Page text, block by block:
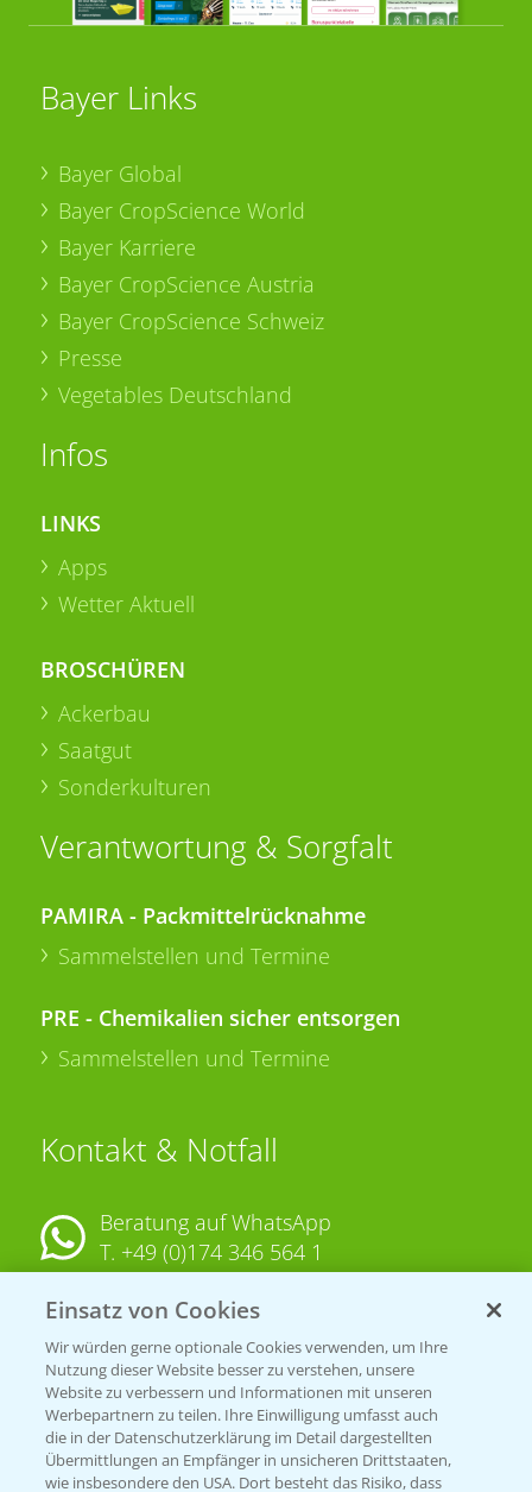
Bayer Links
Bayer Global
Bayer CropScience World
Bayer Karriere
Bayer CropScience Austria
Bayer CropScience Schweiz
Presse
Vegetables Deutschland
Infos
LINKS
Apps
Wetter Aktuell
BROSCHÜREN
Ackerbau
Saatgut
Sonderkulturen
Verantwortung & Sorgfalt
PAMIRA - Packmittelrücknahme
Sammelstellen und Termine
PRE - Chemikalien sicher entsorgen
Sammelstellen und Termine
Kontakt & Notfall
Beratung auf WhatsApp
T. +49 (0)174 346 564 1
KONTAKT
Hilfe in Notfällen
T.+49 (0)214/30-20220
Einsatz von Cookies
Wir würden gerne optionale Cookies verwenden, um Ihre
Nutzung dieser Website besser zu verstehen, unsere
Website zu verbessern und Informationen mit unseren
Werbepartnern zu teilen. Ihre Einwilligung umfasst auch
die in der Datenschutzerklärung im Detail dargestellten
Übermittlungen an Empfänger in unsicheren Drittstaaten,
wie insbesondere den USA. Dort besteht das Risiko, dass